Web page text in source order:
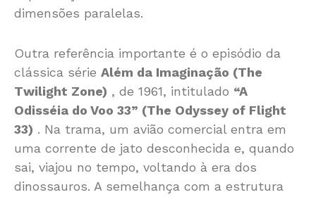
dimensões paralelas.
Outra referência importante é o episódio da
clássica série Além da Imaginação (The
Twilight Zone) , de 1961, intitulado “A
Odisséia do Voo 33” (The Odyssey of Flight
33) . Na trama, um avião comercial entra em
uma corrente de jato desconhecida e, quando
sai, viajou no tempo, voltando à era dos
dinossauros. A semelhança com a estrutura